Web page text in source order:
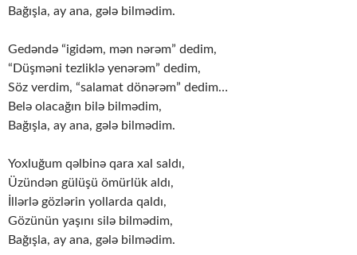
Bağışla, ay ana, gələ bilmədim.
Gedəndə “igidəm, mən nərəm” dedim,
“Düşməni tezliklə yenərəm” dedim,
Söz verdim, “salamat dönərəm” dedim…
Belə olacağın bilə bilmədim,
Bağışla, ay ana, gələ bilmədim.
Yoxluğum qəlbinə qara xal saldı,
Üzündən gülüşü ömürlük aldı,
İllərlə gözlərin yollarda qaldı,
Gözünün yaşını silə bilmədim,
Bağışla, ay ana, gələ bilmədim.